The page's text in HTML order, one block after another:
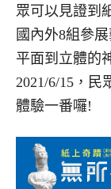
眾可以見證到
國內外8組參
平面到立體的
2021/6/15，民
體驗一番囉!